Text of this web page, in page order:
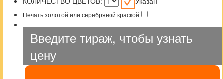
Печать золотой или серебряной краской
Введите тираж, чтобы узнать
цену